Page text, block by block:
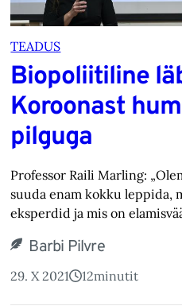
TEADUS
Biopoliitiline
Koroonast
pilguga
Professor Raili Marling:
suuda enam kokku leppida,
eksperdid ja mis on
Barbi Pilvre
29. X 2021 12minutit